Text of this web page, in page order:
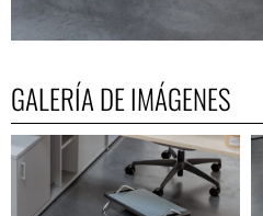
GALERÍA DE IMÁGENES